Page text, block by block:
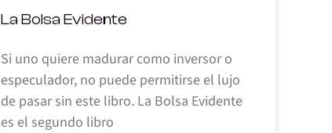
La Bolsa Evidente
Si uno quiere madurar como inversor o
especulador, no puede permitirse el lujo
de pasar sin este libro. La Bolsa Evidente
es el segundo libro